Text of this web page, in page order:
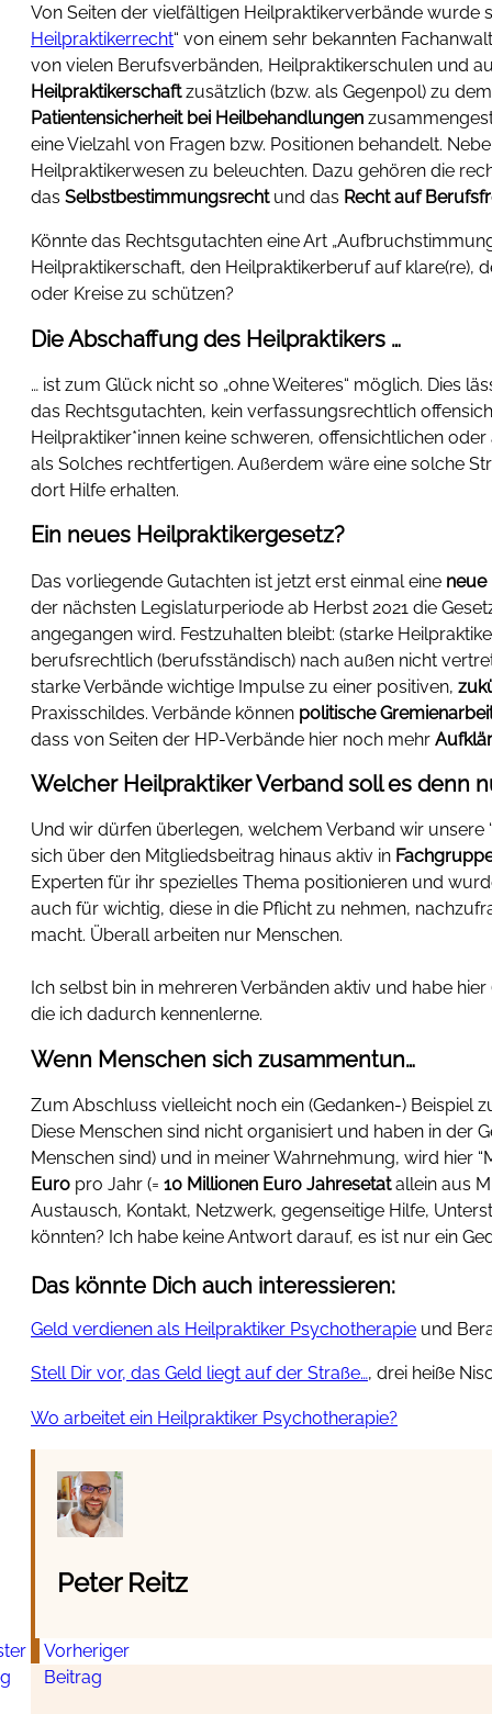
Von Seiten der vielfältigen Heilpraktikerverbände wurde
Heilpraktikerrecht“ von einem sehr bekannten
von vielen Berufsverbänden, Heilpraktikerschulen und
Heilpraktikerschaftzusätzlich (bzw. als Gegenpol) zu
Patientensicherheit bei Heilbehandlungen
eine Vielzahl von Fragen bzw. Positionen behandelt.
Heilpraktikerwesen zu beleuchten. Dazu gehören die
das Selbstbestimmungsrechtund das Recht auf
Könnte das Rechtsgutachten eine Art
Heilpraktikerschaft, den Heilpraktikerberuf auf klare(re),
oder Kreise zu schützen?
Die Abschaffung des Heilpraktikers …
… ist zum Glück nicht so „ohne Weiteres“ möglich. Dies
das Rechtsgutachten, kein verfassungsrechtlich
Heilpraktiker*innen keine schweren, offensichtlichen
als Solches rechtfertigen. Außerdem wäre eine solche
dort Hilfe erhalten.
Ein neues Heilpraktikergesetz?
Das vorliegende Gutachten ist jetzt erst einmal eine neue
der nächsten Legislaturperiode ab Herbst 2021 die
angegangen wird. Festzuhalten bleibt: (starke
berufsrechtlich (berufsständisch) nach außen nicht
starke Verbände wichtige Impulse zu einer positiven,
Praxisschildes. Verbände können politische
dass von Seiten der HP-Verbände hier noch mehr
Welcher Heilpraktiker Verband soll es denn
Und wir dürfen überlegen, welchem Verband wir unsere
sich über den Mitgliedsbeitrag hinaus aktiv in
Experten für ihr spezielles Thema positionieren und
auch für wichtig, diese in die Pflicht zu nehmen,
macht. Überall arbeiten nur Menschen.
Ich selbst bin in mehreren Verbänden aktiv und habe
die ich dadurch kennenlerne.
Wenn Menschen sich zusammentun…
Zum Abschluss vielleicht noch ein (Gedanken-) Beispiel
Diese Menschen sind nicht organisiert und haben in der
Menschen sind) und in meiner Wahrnehmung, wird hier
Euro pro Jahr (= 10 Millionen Euro Jahresetatallein aus
Austausch, Kontakt, Netzwerk, gegenseitige Hilfe,
könnten? Ich habe keine Antwort darauf, es ist nur ein
Das könnte Dich auch interessieren:
Geld verdienen als Heilpraktiker Psychotherapie und
Stell Dir vor, das Geld liegt auf der Straße…, drei heiße
Wo arbeitet ein Heilpraktiker Psychotherapie?
Peter Reitz
Vorheriger
Beitrag